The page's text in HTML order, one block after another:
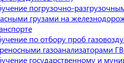
погрузочно-
грузами на
по отбору проб
газоанализаторами
государственному и